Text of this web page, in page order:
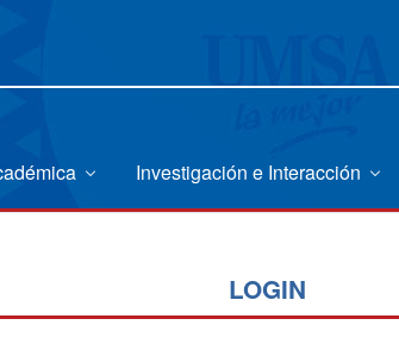
Investigación e Interacción
LOGIN